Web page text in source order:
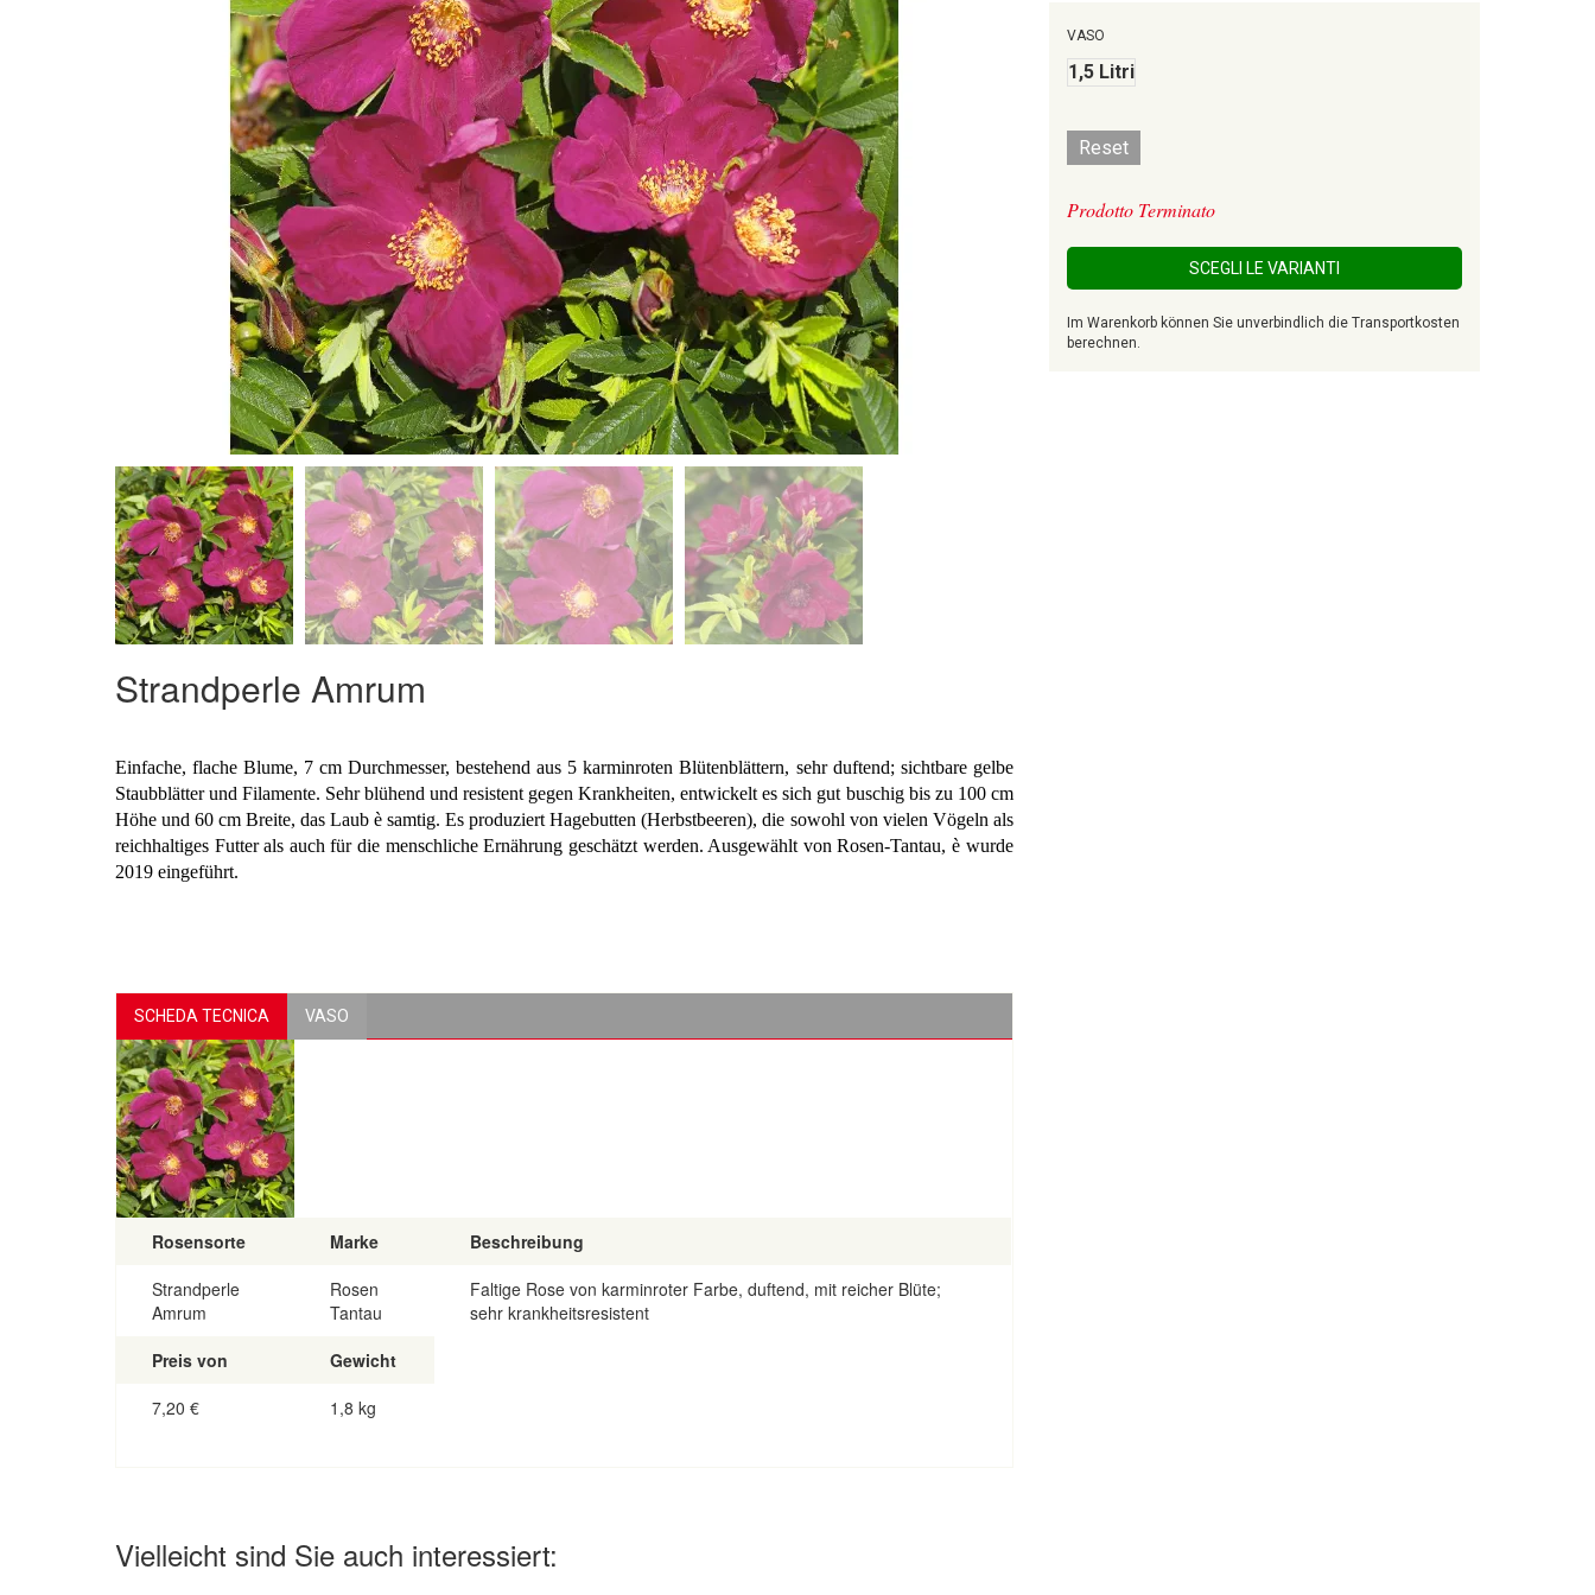
Strandperle Amrum
Einfache, flache Blume, 7 cm Durchmesser, bestehend aus 5 karminroten Blütenblättern, sehr duftend; sichtbare gelbe
Staubblätter und Filamente. Sehr blühend und resistent gegen Krankheiten, entwickelt es sich gut buschig bis zu 100 cm
Höhe und 60 cm Breite, das Laub è samtig. Es produziert Hagebutten (Herbstbeeren), die sowohl von vielen Vögeln als
reichhaltiges Futter als auch für die menschliche Ernährung geschätzt werden. Ausgewählt von Rosen-Tantau, è wurde
2019 eingeführt.
VASO
1,5 Litri
Reset
Prodotto Terminato
SCEGLI LE VARIANTI
Im Warenkorb können Sie unverbindlich die Transportkosten
berechnen.
SCHEDA TECNICA VASO
Rosensorte Marke
Beschreibung
Strandperle
Amrum
Rosen
Tantau
Faltige Rose von karminroter Farbe, duftend, mit reicher Blüte;
sehr krankheitsresistent
Preis von
Gewicht
7,20 € 1,8 kg
Vielleicht sind Sie auch interessiert: